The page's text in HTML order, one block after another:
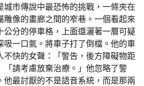
城市傳說中最恐怖的挑戰，一條夾在
雕像的畫廊之間的窄巷。一個看起來
公分的停車格，上面還灑著一層可疑
吸一口氣。將車子打了倒檔。他的車
不快的女聲：「警告，後方障礙物距
「請考慮放棄治療。」他忽略了警
他最討厭的不是語音系統，而是那兩